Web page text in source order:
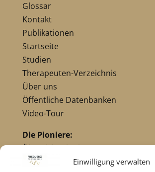
Einwilligung verwalten
Glossar
Kontakt
Publikationen
Startseite
Studien
Therapeuten-Verzeichnis
Über uns
Öffentliche Datenbanken
Video-Tour
Die Pioniere:
Übersicht Pioniere
Nikola Tesla